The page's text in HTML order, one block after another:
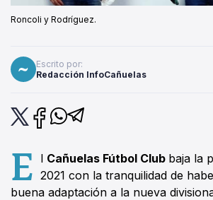
Roncoli y Rodríguez.
Escrito por:
Redacción InfoCañuelas
E l Cañuelas Fútbol Club baja la
2021 con la tranquilidad de
buena adaptación a la nueva